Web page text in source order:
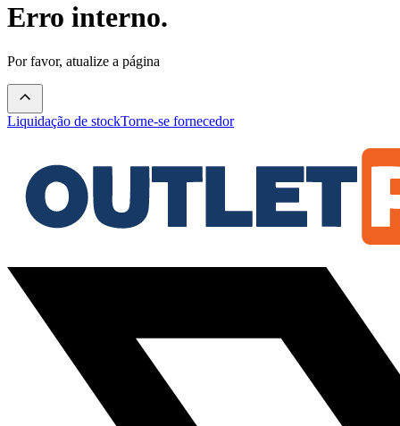
Erro interno.
Por favor, atualize a página
Liquidação de stockTorne-se fornecedor